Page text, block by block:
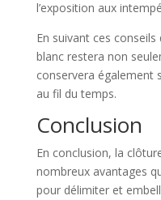
l’exposition aux
En suivant ces conseils
blanc restera non
conservera également
au fil du temps.
Conclusion
En conclusion, la
nombreux avantages
pour délimiter et